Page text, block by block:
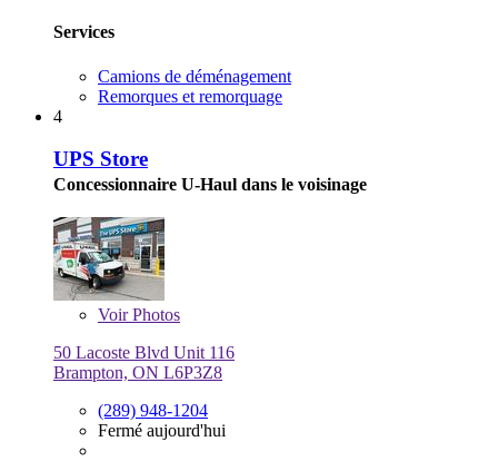
Services
Camions de déménagement
Remorques et remorquage
4
UPS Store
Concessionnaire U-Haul dans le voisinage
VoirPhotos
50 Lacoste Blvd Unit 116
Brampton, ON L6P3Z8
(289) 948-1204
Fermé aujourd'hui